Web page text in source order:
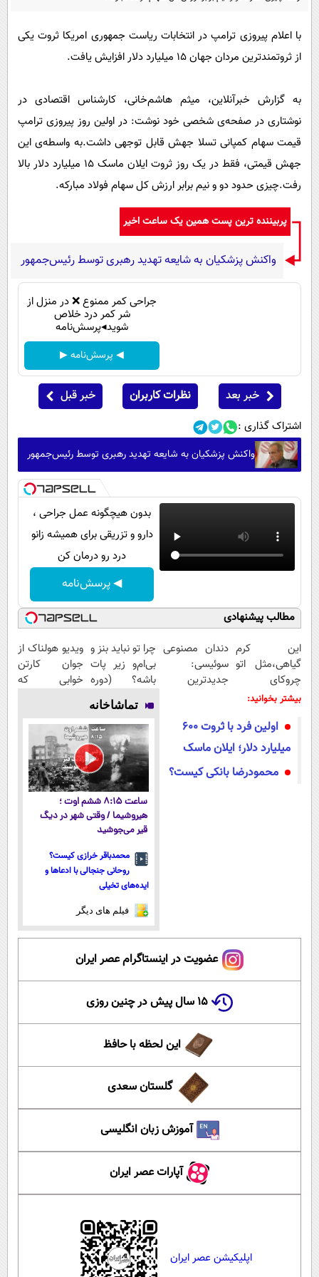
فناوری
گوناگون
سلامت
فرهنگی
بین الملل
اجتماعی
پیامک
روانشناسی
آشپزی
با اعلام پیروزی ترامپ در انتخابات ریاست جمهوری امریکا ثروت یکی
از ثروتمندترین مردان جهان ۱۵ میلیارد دلار افزایش یافت.
به گزارش خبرآنلاین، میثم هاشم‌خانی، کارشناس اقتصادی در
نوشتاری در صفحه‌ی شخصی خود نوشت: در اولین روز پیروزی ترامپ
قیمت سهام کمپانی تسلا جهش قابل توجهی داشت.به واسطه‌ی این
جهش قیمتی، فقط در یک روز ثروت ایلان ماسک‌ ۱۵ میلیارد دلار بالا
رفت.چیزی حدود دو و نیم برابر ارزش کل سهام فولاد مبارکه.
پربیننده ترین پست همین یک ساعت اخیر
واکنش پزشکیان به شایعه تهدید رهبری توسط رئیس‌جمهور
جراحی کمر ممنوع ❌ در منزل از
شر کمر درد خلاص
شوید◂پرسش‌نامه
◀ پرسش‌نامه ▶
خبر بعد نظرات کاربران خبر قبل
اشتراک گذاری :
واکنش پزشکیان به شایعه تهدید رهبری توسط رئیس‌جمهور
بدون هیچگونه عمل جراحی ،
دارو و تزریقی برای همیشه زانو
درد رو درمان کن
◀ پرسش‌نامه
مطالب پیشنهادی
این کرم
گیاهی،مثل اتو
چروکای
پوستتوصاف
دندان مصنوعی
سوئیسی:
جدیدترین
پرداخت قسطی
چرا تو نباید بنز و
بی‌ام‌و زیر پات
باشه؟ (دوره
رایگان درآمد
میلیاردی)
ویدیو هولناک از
جوان کارتن
خوابی که
بیشتر بخوانید:
اولین فرد با ثروت ۶۰۰
میلیارد دلار؛ ایلان ماسک
محمودرضا بانکی کیست؟
تماشاخانه
ساعت ۸:۱۵ ششم اوت ؛
هیروشیما / وقتی شهر در دیگ
قیر می‌جوشید
محمدباقر خرازی کیست؟
روحانی جنجالی با ادعاها و
ایده‌های تخیلی
فیلم های دیگر
عضویت در اینستاگرام عصر ایران
۱۵ سال پیش در چنین روزی
این لحظه با حافظ
گلستان سعدی
آموزش زبان انگلیسی
آپارات عصر ایران
اپلیکیشن عصر ایران